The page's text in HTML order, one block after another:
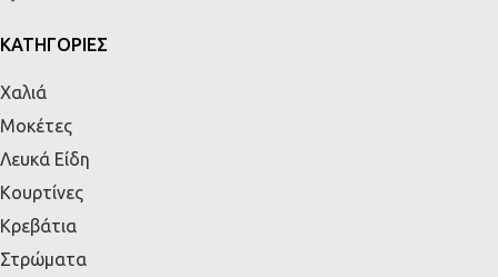
ΚΑΤΗΓΟΡΙΕΣ
Χαλιά
Μοκέτες
Λευκά Είδη
Κουρτίνες
Κρεβάτια
Στρώματα